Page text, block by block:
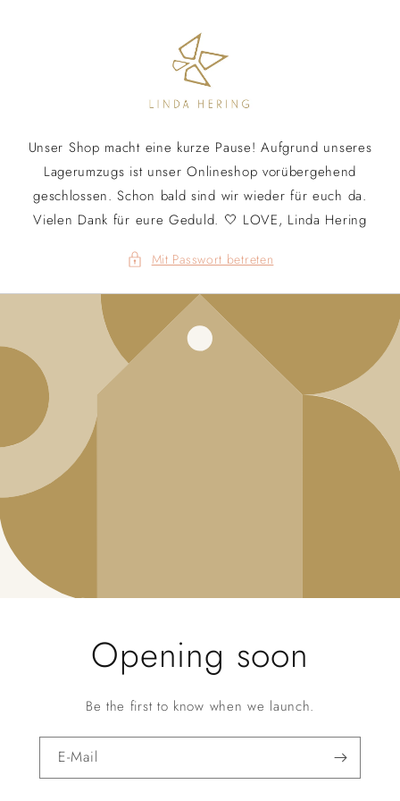
Unser Shop macht eine kurze Pause! Aufgrund unseres
Lagerumzugs ist unser Onlineshop vorübergehend
geschlossen. Schon bald sind wir wieder für euch da.
Vielen Dank für eure Geduld. 🤍 LOVE, Linda Hering
Mit Passwort betreten
Opening soon
Be the first to know when we launch.
E-Mail